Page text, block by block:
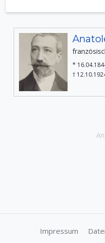
*
†
Impressum